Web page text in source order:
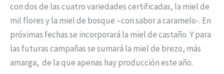
con dos de las cuatro variedades certificadas, la miel de
mil flores y la miel de bosque –con sabor a caramelo-. En
próximas fechas se incorporará la miel de castaño. Y para
las futuras campañas se sumará la miel de brezo, más
amarga, de la que apenas hay producción este año.